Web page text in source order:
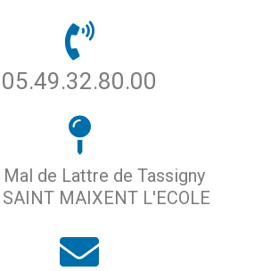
05.49.32.80.00
Mal de Lattre de Tassigny
MAIXENT L'ECOLE